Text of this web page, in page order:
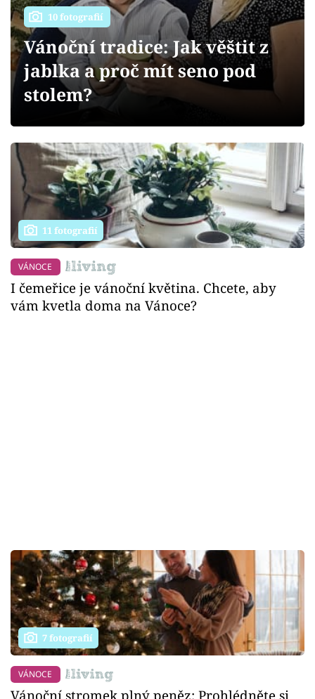
Přihlášení
Sledujte nás
10 fotografií
Vánoční tradice: Jak věštit z
jablka a proč mít seno pod
stolem?
11 fotografií
VÁNOCE
I čemeřice je vánoční květina. Chcete, aby
vám kvetla doma na Vánoce?
7 fotografií
VÁNOCE
Vánoční stromek plný peněz: Prohlédněte si